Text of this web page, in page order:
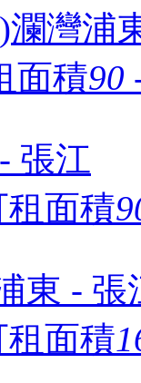
瀾灣浦
面積90
張江
租面積
東 - 張
租面積